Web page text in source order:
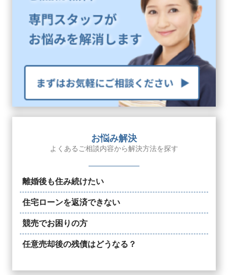
お悩み解決
よくあるご相談内容から解決方法を探す
離婚後も住み続けたい
住宅ローンを返済できない
競売でお困りの方
任意売却後の残債はどうなる？